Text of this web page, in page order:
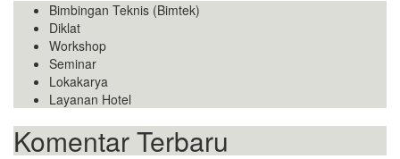
Bimbingan Teknis (Bimtek)
Diklat
Workshop
Seminar
Lokakarya
Layanan Hotel
Komentar Terbaru